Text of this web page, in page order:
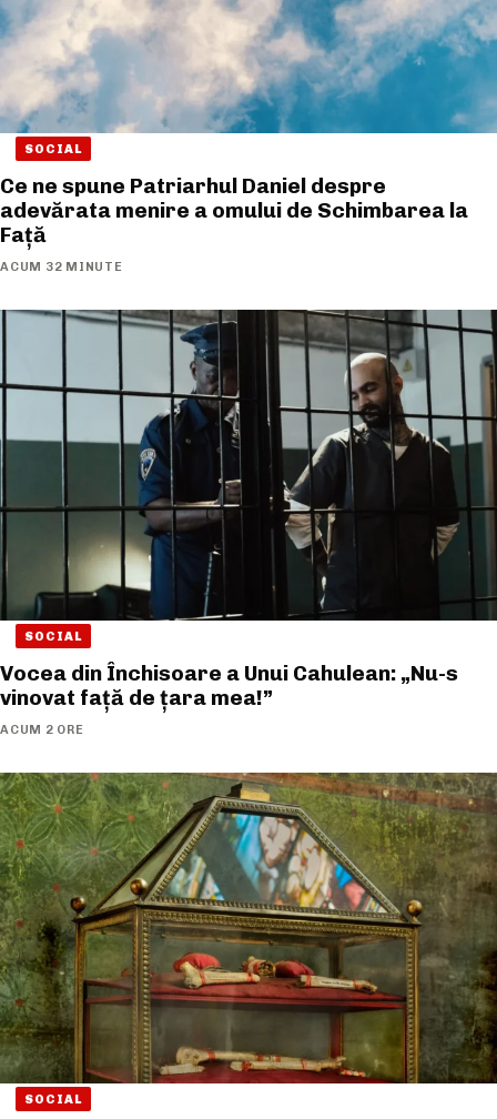
SOCIAL
Ce ne spune Patriarhul Daniel despre
adevărata menire a omului de Schimbarea la
Față
ACUM 32 MINUTE
SOCIAL
Vocea din Închisoare a Unui Cahulean: „Nu-s
vinovat față de țara mea!”
ACUM 2 ORE
SOCIAL